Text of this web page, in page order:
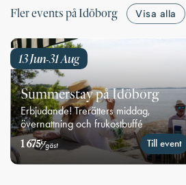
Fler events på Idöborg Visa alla
13 Jun-31 Aug
Summerstay på Idöborg
Erbjudande! Trerätters middag,
övernattning och frukostbuffé
1 675kr
/gäst Till event